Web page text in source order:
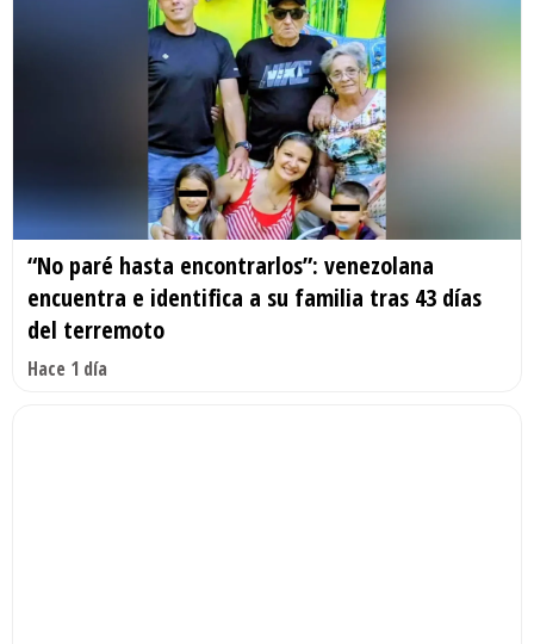
“No paré hasta encontrarlos”: venezolana
encuentra e identifica a su familia tras 43 días
del terremoto
Hace 1 día